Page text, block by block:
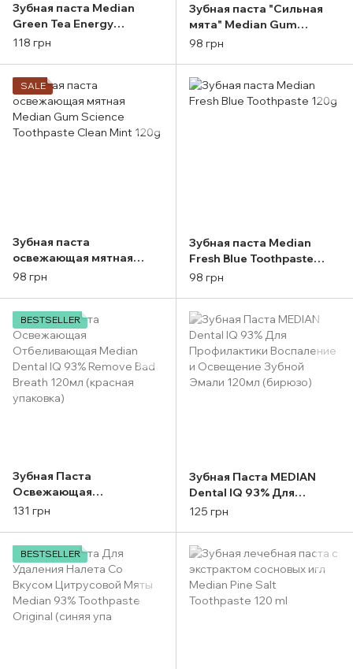
Зубная паста Median
Green Tea Energy
Toothpaste 120g
118 грн
Зубная паста "Сильная
мята" Median Gum
Science Toothpaste
98 грн
SALE
Зубная паста
освежающая мятная
Median Gum Science
98 грн
Зубная паста Median
Fresh Blue Toothpaste
120g
98 грн
BESTSELLER
Зубная Паста
Освежающая
Отбеливающая Median
(красная упаковка)
131 грн
Зубная Паста MEDIAN
Dental IQ 93% Для
Профилактики
(бирюзо)
125 грн
BESTSELLER